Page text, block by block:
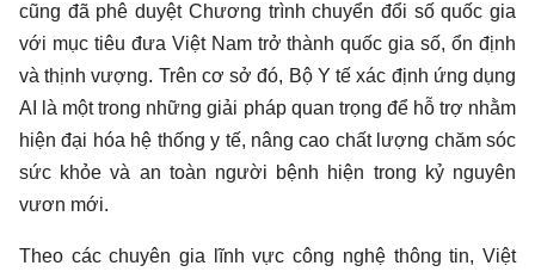
cũng đã phê duyệt Chương trình chuyển đổi số quốc gia
với mục tiêu đưa Việt Nam trở thành quốc gia số, ổn định
và thịnh vượng. Trên cơ sở đó, Bộ Y tế xác định ứng dụng
AI là một trong những giải pháp quan trọng để hỗ trợ nhằm
hiện đại hóa hệ thống y tế, nâng cao chất lượng chăm sóc
sức khỏe và an toàn người bệnh hiện trong kỷ nguyên
vươn mới.
Theo các chuyên gia lĩnh vực công nghệ thông tin, Việt